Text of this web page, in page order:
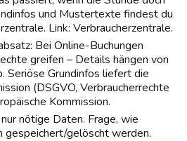
und Mustertexte findest du
Link: Verbraucherzentrale.
Bei Online-Buchungen
greifen – Details hängen von
Seriöse Grundinfos liefert die
(DSGVO, Verbraucherrechte
Kommission.
nötige Daten. Frage, wie
gelöscht werden.